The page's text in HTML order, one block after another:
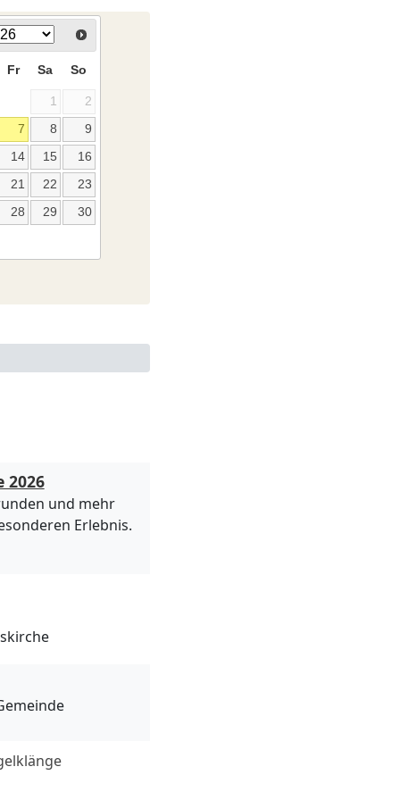
Fr Sa So
1
2
7 8
9
14 15
16
21 22
23
28 29
30
2026
und mehr
Erlebnis.